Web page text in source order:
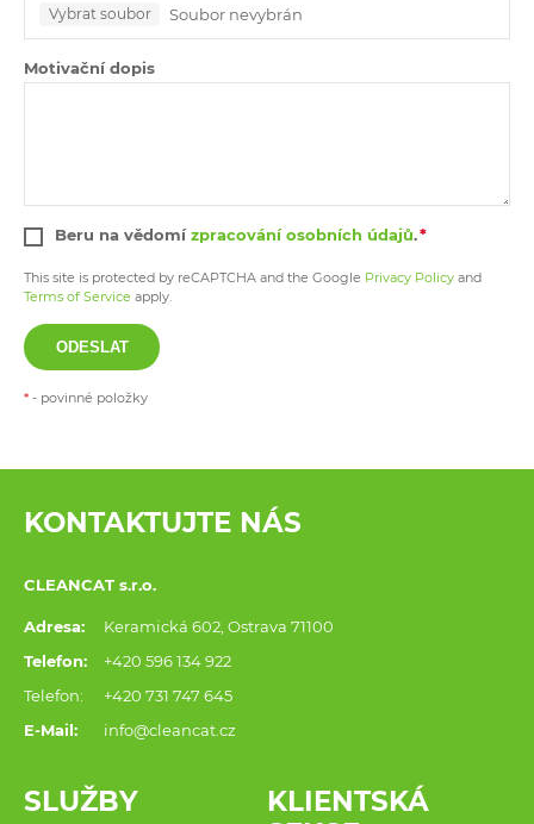
Vybrat soubor Soubor nevybrán
Motivační dopis
Beru na vědomízpracování osobních údajů.
This site is protected by reCAPTCHA and the Google Privacy Policy and
Terms of Service apply.
ODESLAT
* - povinné položky
KONTAKTUJTE NÁS
CLEANCAT s.r.o.
Adresa:
Keramická 602, Ostrava 71100
Telefon:
+420 596 134 922
Telefon:
+420 731 747 645
E-Mail:
info@cleancat.cz
SLUŽBY
KLIENTSKÁ